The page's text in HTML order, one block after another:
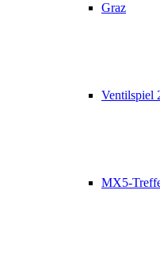
Graz
Ventilspiel
MX5-